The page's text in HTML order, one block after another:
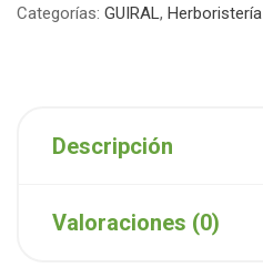
Categorías: GUIRAL, Herboristería
Descripción
Valoraciones (0)